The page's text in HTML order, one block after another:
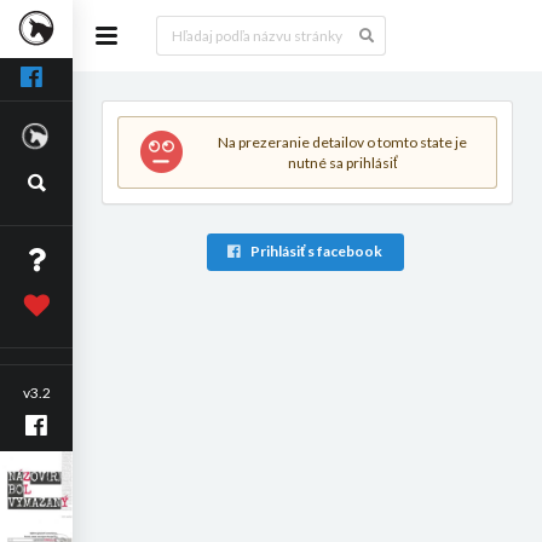
v3.2
Na prezeranie detailov o tomto state je
nutné sa prihlásiť
Prihlásiť s facebook